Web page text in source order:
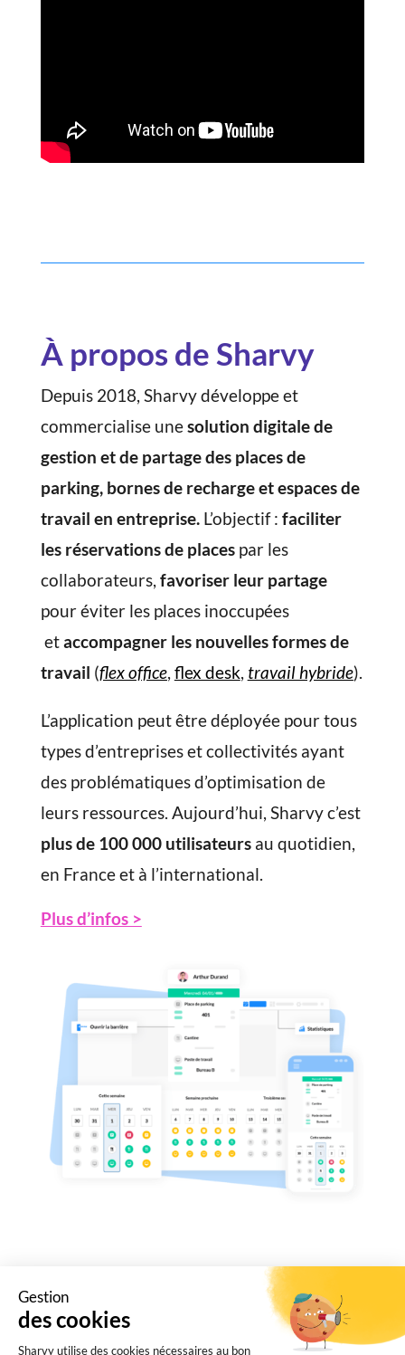
Gestion
des cookies
Sharvy utilise des cookies nécessaires au bon
À propos de Sharvy
Depuis 2018, Sharvydéveloppe et
commercialise unesolution digitale de
gestion et de partage des places de
parking, bornes de recharge et espaces de
travail en entreprise. L’objectif : faciliter
les réservations de placespar les
collaborateurs, favoriser leur partage
pour éviter les places inoccupées
etaccompagner les nouvelles formes de
travail (flex office, flex desk, travail hybride).
L’application peut être déployée pour tous
types d’entreprises et collectivités ayant
des problématiques d’optimisation de
leurs ressources. Aujourd’hui, Sharvy c’est
plus de 100 000 utilisateursau quotidien,
en France et à l’international.
Plus d’infos >